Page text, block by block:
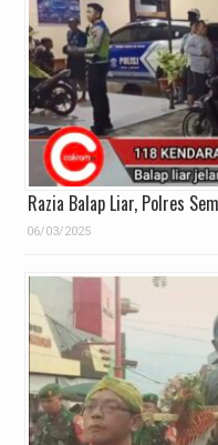
Razia Balap Liar, Polres
06/03/2025